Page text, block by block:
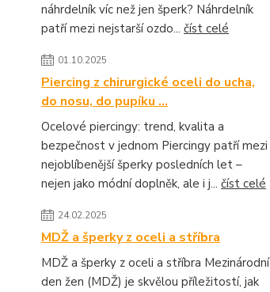
náhrdelník víc než jen šperk? Náhrdelník
patří mezi nejstarší ozdo... číst celé
01.10.2025
Piercing z chirurgické oceli do ucha,
do nosu, do pupíku ...
Ocelové piercingy: trend, kvalita a
bezpečnost v jednom Piercingy patří mezi
nejoblíbenější šperky posledních let –
nejen jako módní doplněk, ale i j... číst celé
24.02.2025
MDŽ a šperky z oceli a stříbra
MDŽ a šperky z oceli a stříbra Mezinárodní
den žen (MDŽ) je skvělou příležitostí, jak